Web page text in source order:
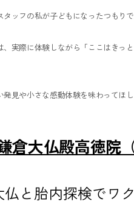
タッフの私が子どもになったつもり
、実際に体験しながら「ここはきっ
発見や小さな感動体験を味わってほ
倉大仏殿高徳院
仏と胎内探検でワ